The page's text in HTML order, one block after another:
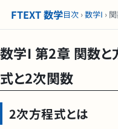
FTEXT 数学目次›数学I ›
数学I 第2章 関数
式と2次関数
2次方程式とは